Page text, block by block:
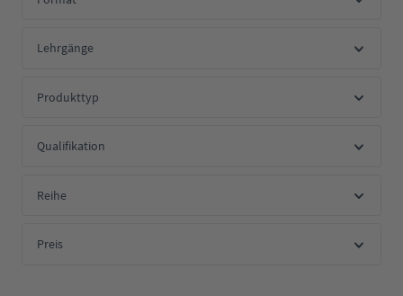
Lehrgänge
Produkttyp
Qualifikation
Reihe
Preis